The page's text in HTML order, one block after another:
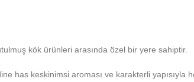
kök ürünleri arasında özel bir yere sahiptir.
has keskinimsi aroması ve karakterli yapısıyla